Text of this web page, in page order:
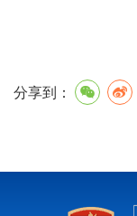
分享到：